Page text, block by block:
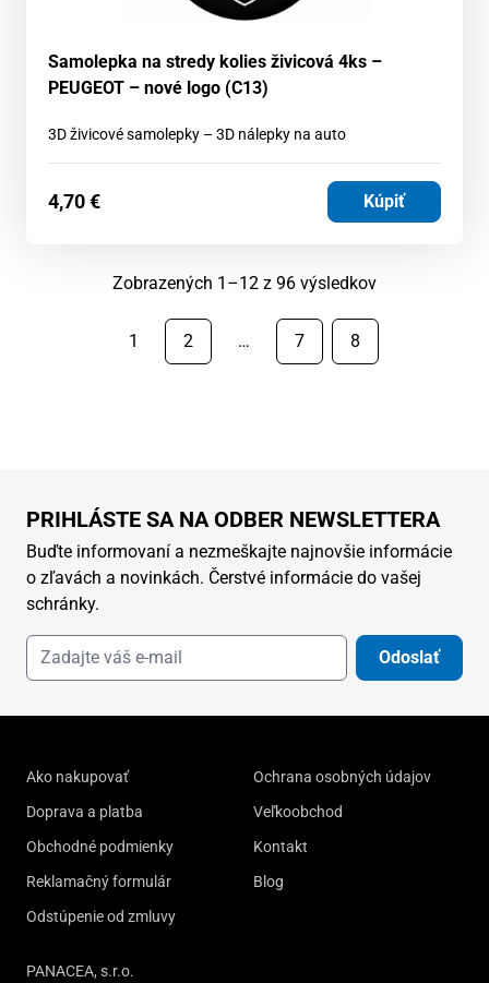
Samolepka na stredy kolies živicová 4ks –
PEUGEOT – nové logo (C13)
3D živicové samolepky – 3D nálepky na auto
4,70€ Kúpiť
Zobrazených 1–12 z 96 výsledkovZoradené
1 2 … 7 8
PRIHLÁSTE SA NA ODBER NEWSLETTERA
Buďte informovaní a nezmeškajte najnovšie informácie
o zľavách a novinkách. Čerstvé informácie do vašej
schránky.
Odoslať
Ako nakupovať
Doprava a platba
Obchodné podmienky
Reklamačný formulár
Odstúpenie od zmluvy
Ochrana osobných údajov
Veľkoobchod
Kontakt
Blog
PANACEA, s.r.o.